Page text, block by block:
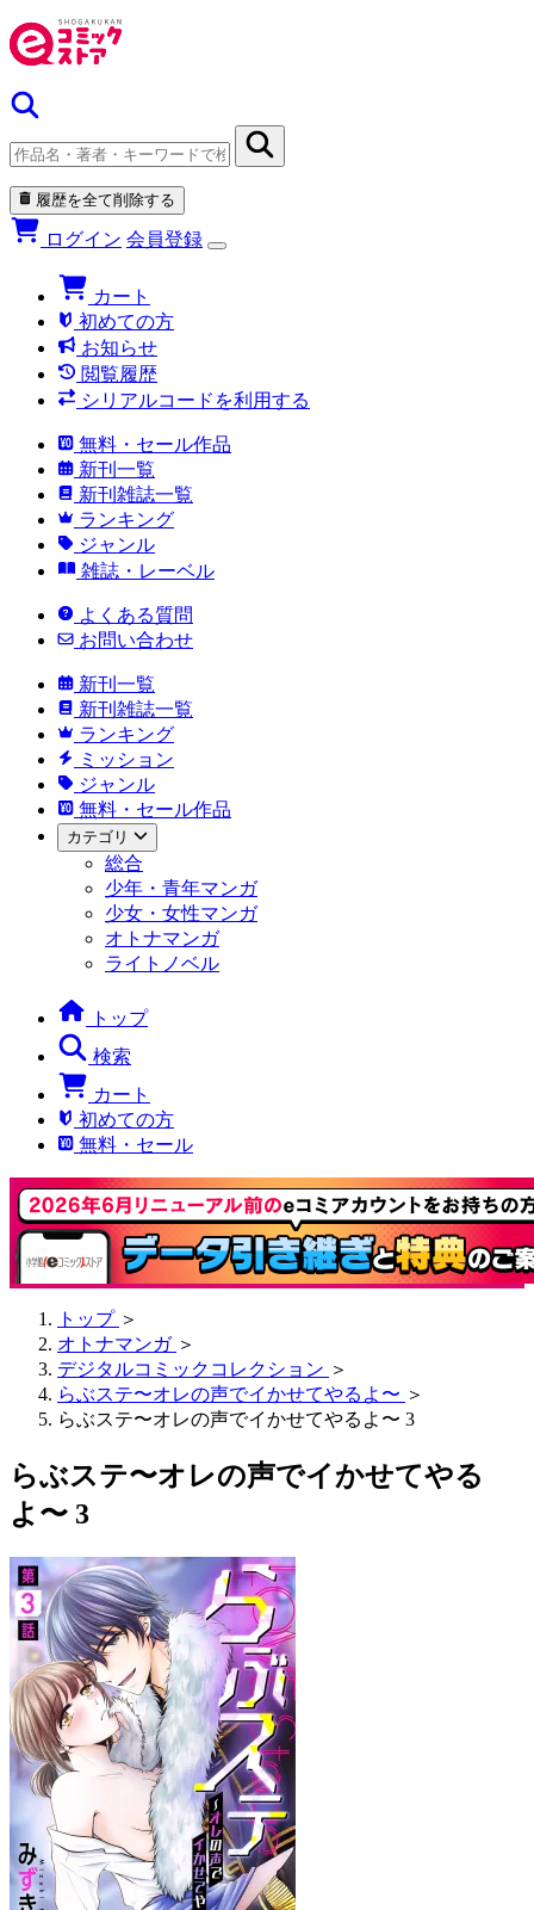
履歴を全て削除する
ログイン 会員登録
カート
初めての方
お知らせ
閲覧履歴
シリアルコードを利用する
無料・セール作品
新刊一覧
新刊雑誌一覧
ランキング
ジャンル
雑誌・レーベル
よくある質問
お問い合わせ
新刊一覧
新刊雑誌一覧
ランキング
ミッション
ジャンル
無料・セール作品
カテゴリ
総合
少年・青年マンガ
少女・女性マンガ
オトナマンガ
ライトノベル
トップ
検索
カート
初めての方
無料・セール
トップ ＞
オトナマンガ ＞
デジタルコミックコレクション ＞
らぶステ〜オレの声でイかせてやるよ〜 ＞
らぶステ〜オレの声でイかせてやるよ〜 3
らぶステ〜オレの声でイかせてやる
よ〜 3